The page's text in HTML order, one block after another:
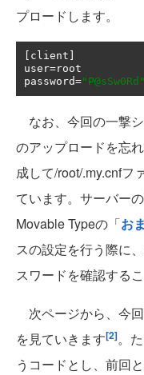
プロードします。
[ client ]
user=root
password="P@sSw0Rd"
なお、今回の一撃
のアップロードを忘
成して/root/.my.cnfフ
ています。サーバー
Movable Typeの「お
スの設定を行う際に
スワードを確認する
次ページから、今
を見ていきます[2]。
うコードとし、前回